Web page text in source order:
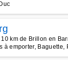
km de Brillon en
à emporter, Baguette,